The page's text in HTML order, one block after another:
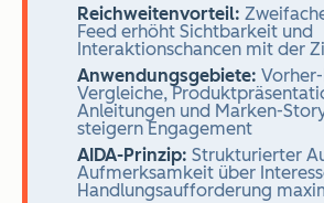
Reichweitenvorteil:
Feed erhöht Sichtbarkeit und
Interaktionschancen mit der
Anwendungsgebiete:
Vergleiche,
Anleitungen und Marken-
steigern Engagement
AIDA-Prinzip: Strukturierter
Aufmerksamkeit über
Handlungsaufforderung